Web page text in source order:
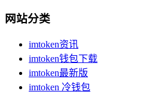
网站分类
imtoken资讯
imtoken钱包下载
imtoken最新版
imtoken 冷钱包